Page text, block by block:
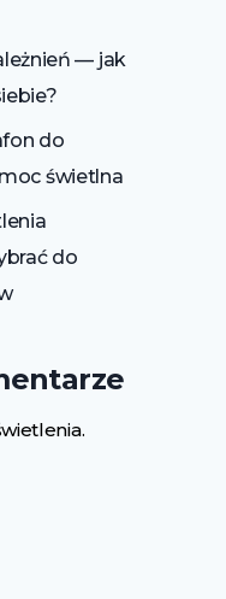
— jak
do
świetlna
do